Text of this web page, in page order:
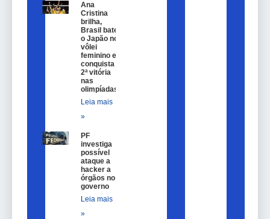
Ana
Cristina
brilha,
Brasil bate
o Japão no
vôlei
feminino e
conquista
2ª vitória
nas
olimpíadas
Leia mais
»
PF
investiga
possível
ataque a
hacker a
órgãos no
governo
Leia mais
»